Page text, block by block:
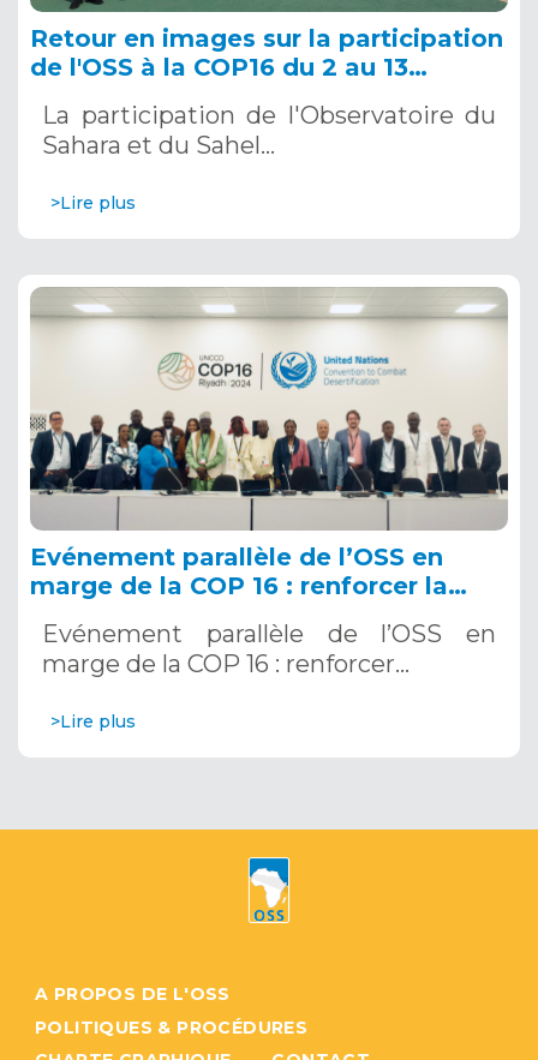
Retour en images sur la participation
de l'OSS à la COP16 du 2 au 13
Saoudite
La participation de l'Observatoire du
Sahara et du Sahel…
>Lire plus
Evénement parallèle de l’OSS en
marge de la COP 16 : renforcer la
Systèmes d’Alerte Précoce
Multirisques. 12 décembre 2024
Evénement parallèle de l’OSS en
marge de la COP 16 : renforcer…
>Lire plus
A PROPOS DE L'OSS
POLITIQUES & PROCÉDURES